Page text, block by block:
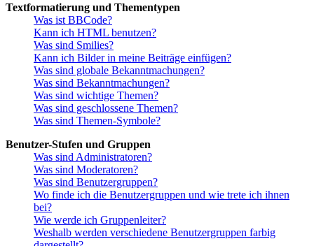
Textformatierung und Thementypen
Was ist BBCode?
Kann ich HTML benutzen?
Was sind Smilies?
Kann ich Bilder in meine Beiträge einfügen?
Was sind globale Bekanntmachungen?
Was sind Bekanntmachungen?
Was sind wichtige Themen?
Was sind geschlossene Themen?
Was sind Themen-Symbole?
Benutzer-Stufen und Gruppen
Was sind Administratoren?
Was sind Moderatoren?
Was sind Benutzergruppen?
Wo finde ich die Benutzergruppen und wie trete ich ihnen
bei?
Wie werde ich Gruppenleiter?
Weshalb werden verschiedene Benutzergruppen farbig